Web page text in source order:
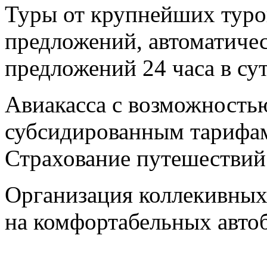
Туры от крупнейших
предложений,
предложений 24 часа в
Авиакасса с
субсидированным
Страхование
Организация
на комфортабельных